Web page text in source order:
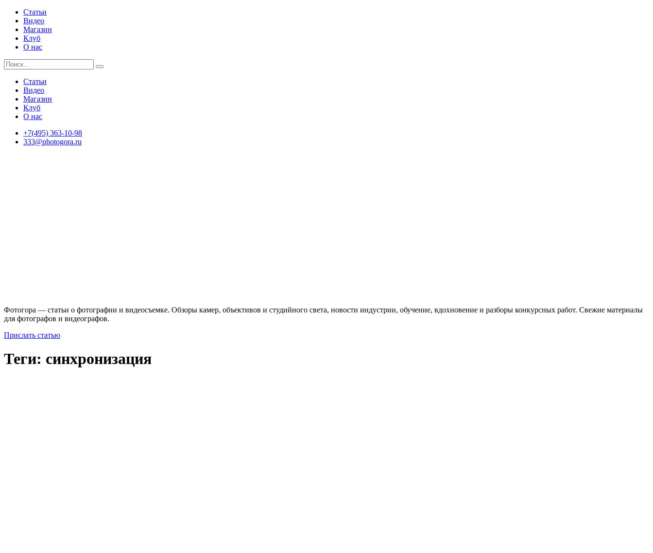
Статьи
Видео
Магазин
Клуб
О нас
Статьи
Видео
Магазин
Клуб
О нас
+7(495) 363-10-98
333@photogora.ru
Фотогора — статьи о фотографии и видеосъемке. Обзоры камер, объективов и студийного света, новости индустрии, обучение, вдохновение и разборы конкурсных работ. Свежие материалы
для фотографов и видеографов.
Прислать статью
Теги: синхронизация